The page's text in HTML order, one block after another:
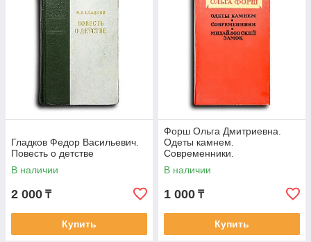
Гладков Федор Васильевич.
Повесть о детстве
В наличии
2 000 ₸
Купить
Форш Ольга Дмитриевна.
Одеты камнем.
Современники.
Михайловский замок
В наличии
1 000 ₸
Купить